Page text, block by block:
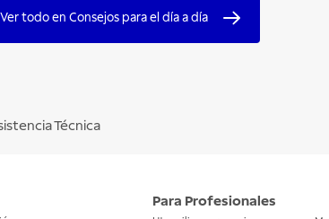
Ver todo en Consejos para el día a día
Técnica
Para Profesionales